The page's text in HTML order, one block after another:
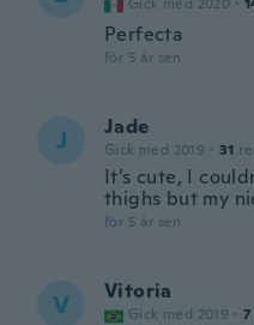
Perfecta
för 5 år sen
J Jade
Gick med 2019 · 31
It’s cute, I
thighs but my
för 5 år sen
V Vitoria
Gick med 2019 · 7